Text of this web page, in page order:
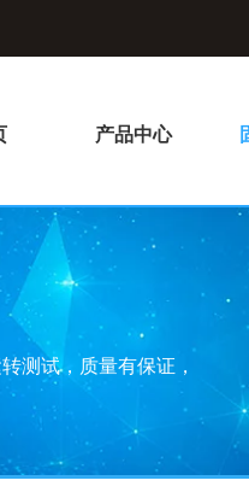
产品中心
测试，质量有保证，